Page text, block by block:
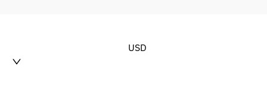
USD